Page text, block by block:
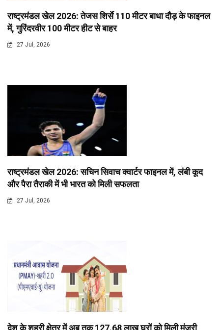
राष्ट्रमंडल खेल 2026: तेजस शिर्से 110 मीटर बाधा दौड़ के फाइनल
में, गुरिंदरवीर 100 मीटर हीट से बाहर
27 Jul, 2026
राष्ट्रमंडल खेल 2026: सचिन सिवाच क्वार्टर फाइनल में, लंबी कूद
और पैरा तैराकी में भी भारत को मिली सफलता
27 Jul, 2026
देश के शहरी क्षेत्र में अब तक 127.68 लाख घरों को मिली मंजूरी,